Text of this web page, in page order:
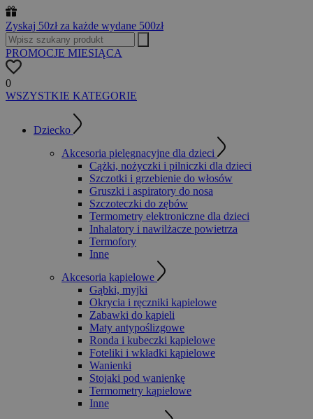
Zyskaj 50zł za każde wydane 500zł
PROMOCJE MIESIĄCA
0
WSZYSTKIE KATEGORIE
Dziecko
Akcesoria pielęgnacyjne dla dzieci
Cążki, nożyczki i pilniczki dla dzieci
Szczotki i grzebienie do włosów
Gruszki i aspiratory do nosa
Szczoteczki do zębów
Termometry elektroniczne dla dzieci
Inhalatory i nawilżacze powietrza
Termofory
Inne
Akcesoria kąpielowe
Gąbki, myjki
Okrycia i ręczniki kąpielowe
Zabawki do kąpieli
Maty antypoślizgowe
Ronda i kubeczki kąpielowe
Foteliki i wkładki kąpielowe
Wanienki
Stojaki pod wanienkę
Termometry kąpielowe
Inne